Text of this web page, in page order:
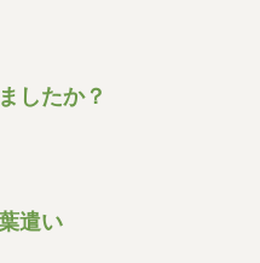
したか？
遣い